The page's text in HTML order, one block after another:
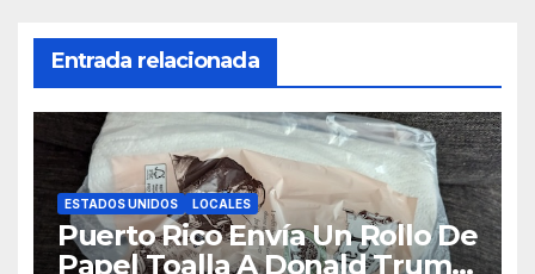
Entrada relacionada
ESTADOS UNIDOS LOCALES
Puerto Rico Envía Un Rollo De
Papel Toalla A Donald Trump